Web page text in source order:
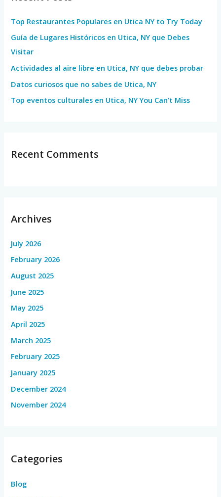
f
o
r
:
Top Restaurantes Populares en Utica NY to Try Today
Guía de Lugares Históricos en Utica, NY que Debes
Visitar
Actividades al aire libre en Utica, NY que debes probar
Datos curiosos que no sabes de Utica, NY
Top eventos culturales en Utica, NY You Can’t Miss
Recent Comments
Archives
July 2026
February 2026
August 2025
June 2025
May 2025
April 2025
March 2025
February 2025
January 2025
December 2024
November 2024
Categories
Blog